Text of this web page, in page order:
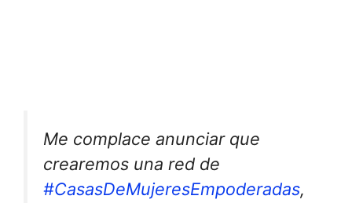
Me complace anunciar que
crearemos una red de
#CasasDeMujeresEmpoderadas,